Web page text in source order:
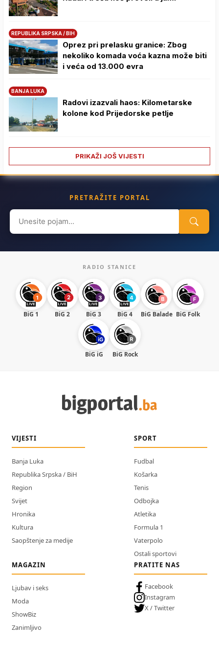
REPUBLIKA SRPSKA / BIH
Oprez pri prelasku granice: Zbog
nekoliko komada voća kazna može biti
i veća od 13.000 evra
BANJA LUKA
Radovi izazvali haos: Kilometarske
kolone kod Prijedorske petlje
PRIKAŽI JOŠ VIJESTI
PRETRAŽITE PORTAL
Search
for:
RADIO STANICE
BiG 1 BiG 2 BiG 3 BiG 4 BiG Balade BiG Folk
BiG iG BiG Rock
VIJESTI
Banja Luka
Republika Srpska / BiH
Region
Svijet
Hronika
Kultura
Saopštenje za medije
SPORT
Fudbal
Košarka
Tenis
Odbojka
Atletika
Formula 1
Vaterpolo
Ostali sportovi
MAGAZIN
Ljubav i seks
Moda
ShowBiz
Zanimljivo
PRATITE NAS
Facebook
Instagram
X / Twitter